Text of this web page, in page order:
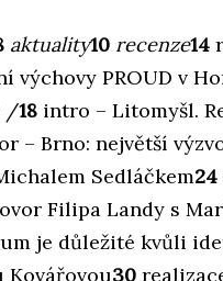
aktuality10 recenze14
výchovy PROUD v
/18 intro – Litomyšl.
– Brno: největší
Sedláčkem24
Filipa Landy s
je důležité kvůli
Kovářovou30